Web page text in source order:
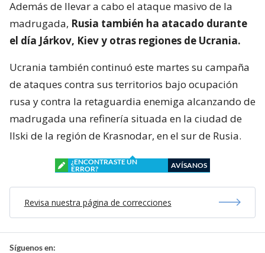
Además de llevar a cabo el ataque masivo de la
madrugada, Rusia también ha atacado durante
el día Járkov, Kiev y otras regiones de Ucrania.
Ucrania también continuó este martes su campaña
de ataques contra sus territorios bajo ocupación
rusa y contra la retaguardia enemiga alcanzando de
madrugada una refinería situada en la ciudad de
Ilski de la región de Krasnodar, en el sur de Rusia.
¿ENCONTRASTE UN
ERROR?
AVÍSANOS
Revisa nuestra página de correcciones
Síguenos en: